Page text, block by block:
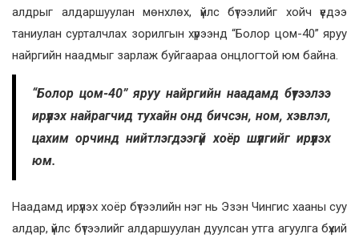
алдрыг алдаршуулан мөнхлөх, үйлс бүтээлийг хойч үедээ
таниулан сурталчлах зорилгын хүрээнд “Болор цом-40” яруу
найргийн наадмыг зарлаж буйгаараа онцлогтой юм байна.
“Болор цом-40” яруу найргийн наадамд бүтээлээ
ирүүлэх найрагчид тухайн онд бичсэн, ном, хэвлэл,
цахим орчинд нийтлэгдээгүй хоёр шүлгийг ирүүлэх
юм.
Наадамд ирүүлэх хоёр бүтээлийн нэг нь Эзэн Чингис хааны суу
алдар, үйлс бүтээлийг алдаршуулан дуулсан утга агуулга бүхий